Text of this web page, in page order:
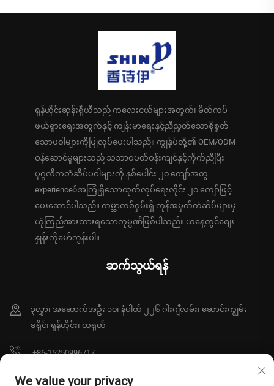
ရှန်ဟိုင်းဆုန်းရှီယီသည် ကလေးငယ်များအတွက်၊ မိတ်ကပ်
ဖယ်ရှားရေးအတွက်နှင့် ကျန်းမာရေးနှင့်ညီညွတ်သောစိုစွတ်
သောပဝါများကိုပြုလုပ်ပေးပါသည်။ ကျွန်ုပ်တို့၏ OEM/ODM
ဝန်ဆောင်မှုများသည် သဘာဝပတ်ဝန်းကျင်နှင့်ကိုက်ညီပြီး
ပုဂ္ဂလိကတံဆိပ်ပဝါများကို နှစ်ပေါင်း ၂၀ ကျော်အတွ
experience်အကြုံရှိသောထုတ်လုပ်ရေးလိုင်း ၂၀ ကျော်ဖြင့်
ပေးဆောင်ပါသည်။ ကမ္ဘာတစ်ဝှမ်းရှိ ကုန်အမှတ်တံဆိပ်များမှ
ယုံကြည်အားထားရသောကုမ္ပဏီဖြစ်ပါသည်။ ယနေ့တွင်စျေး
နှုန်းကိုမော်ကွန်းပါ။
ဆက်သွယ်ရန်
၃လွှာ၊ အဆောက်အဦး ၁၀၊ နံပါတ် ၂၂၆ ဂါးဂျီလမ်း၊ ဆောင်းကျွမ်း
ခရိုင်၊ ရှန်ဟိုင်း၊ တရုတ်
+86-15250996717
[email protected]
We value your privacy